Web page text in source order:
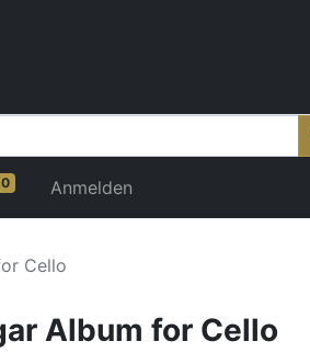
0 Anmelden
Cello
Album for Cello